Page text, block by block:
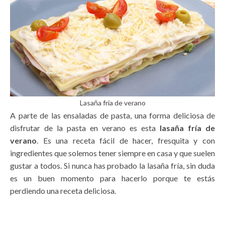
Lasaña fría de verano
A parte de las ensaladas de pasta, una forma deliciosa de
disfrutar de la pasta en verano es esta lasaña fría de
verano. Es una receta fácil de hacer, fresquita y con
ingredientes que solemos tener siempre en casa y que suelen
gustar a todos. Si nunca has probado la lasaña fría, sin duda
es un buen momento para hacerlo porque te estás
perdiendo una receta deliciosa.